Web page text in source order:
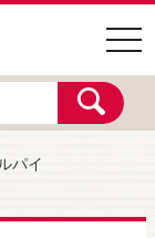
パイ